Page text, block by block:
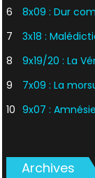
6
8x09 : Dur
7
3x18 :
8
9x19/20 : La
9
7x09 : La
10 9x07 : Amnésie
Archives